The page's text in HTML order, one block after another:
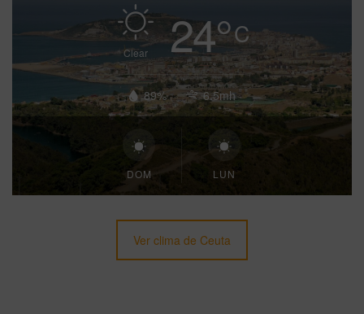
Clear 24°C
89% 6.5mh
DOM LUN
Ver clima de Ceuta